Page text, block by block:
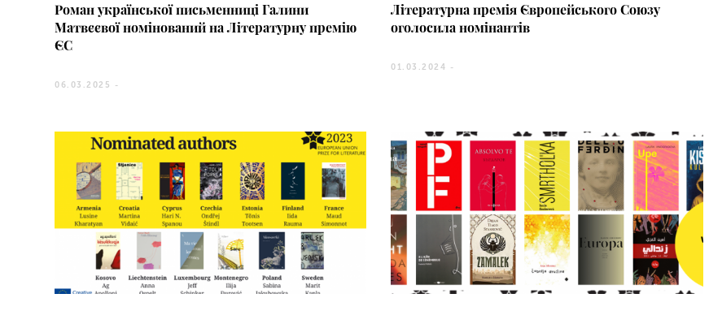
Роман української письменниці Галини
Матвєєвої номінований на Літературну премію
ЄС
06.03.2025 -
Літературна премія Європейського Союзу
оголосила номінантів
01.03.2024 -